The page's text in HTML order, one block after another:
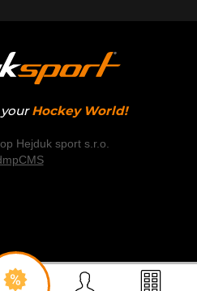
your Hockey World!
Hejduk sport s.r.o.